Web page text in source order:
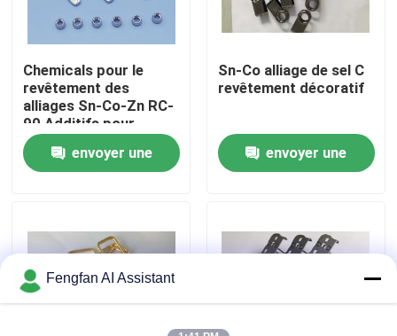
Visite de l'usine
Contrôle de qualité
Nous contacter
Demander un devis
Produits chimiques de zingage
Chemicals pour le
revêtement des
alliages Sn-Co-Zn RC-
90 Additifs pour
remplacer le
revêtement du chrome
envoyer une
Sn-Co alliage de sel C
revêtement décoratif
envoyer une
Fengfan AI Assistant